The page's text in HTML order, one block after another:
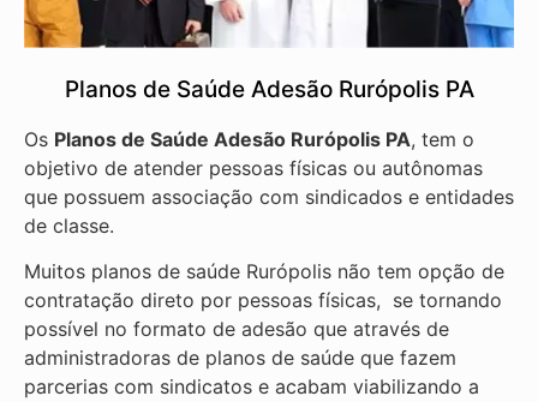
Planos de Saúde Adesão Rurópolis PA
Os Planos de Saúde Adesão Rurópolis PA, tem o
objetivo de atender pessoas físicas ou autônomas
que possuem associação com sindicados e entidades
de classe.
Muitos planos de saúde Rurópolis não tem opção de
contratação direto por pessoas físicas, se tornando
possível no formato de adesão que através de
administradoras de planos de saúde que fazem
parcerias com sindicatos e acabam viabilizando a